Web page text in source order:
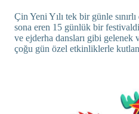
Çin Yeni Yılı tek bir günle
sona eren 15 günlük bir
ve ejderha dansları gibi gelenek
çoğu gün özel etkinliklerle